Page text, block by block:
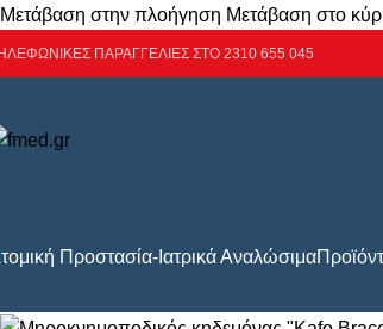
Μετάβαση στην πλοήγηση Μετάβαση στο
ΠΑΡΑΓΓΕΛΙΕΣ ΣΤΟ 2310 655 045
Προστασία-Ιατρικά Αναλώσιμα